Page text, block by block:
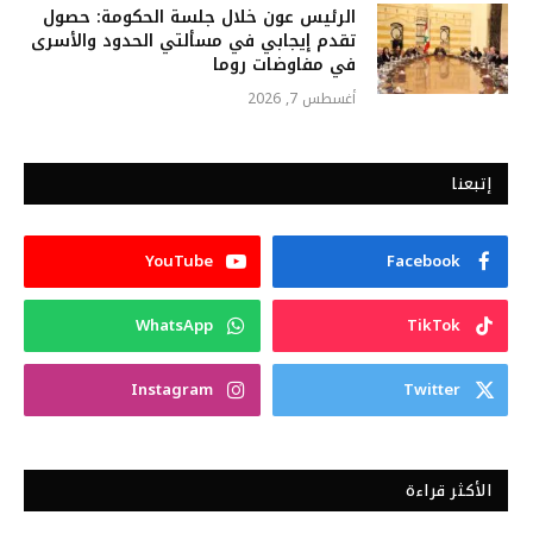
الرئيس عون خلال جلسة الحكومة: حصول
تقدم إيجابي في مسألتي الحدود والأسرى
في مفاوضات روما
أغسطس 7, 2026
إتبعنا
Facebook
YouTube
TikTok
WhatsApp
Twitter
Instagram
الأكثر قراءة